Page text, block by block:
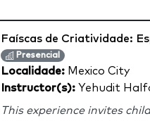
Faíscas de Criatividade:
Presencial
Localidade: Mexico City
Instructor(s): Yehudit
This experience invites